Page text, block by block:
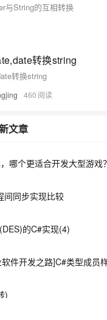
与String的互相转换
转换string
转换string
460
文章
哪个更适合开发大型游戏？
间同步实现比较
的C#实现(4)
件开发之路]C#类型成员
)